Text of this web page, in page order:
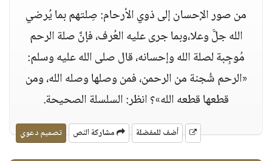
من صور الإحسان إلى ذوي الأرحام: صِلتهم بما يُرضي
الله جلَّ وعلا،وبما جرى عليه العُرف، فإنَّ صلة الرحم
مُوجِبة لصلة الله وإحسانه، قال صلى الله عليه وسلم:
«الرحم شُجنة من الرحمن، فمن وصلها وصله الله، ومن
قطعها قطعه الله»؟ انظر: السلسلة الصحيحة.
أضف للمفضلة مشاركة النص تصميم دعوي